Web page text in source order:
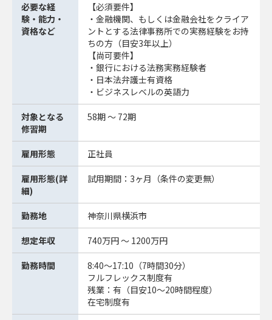
必要な経
験・能力・
資格など
【必須要件】
・金融機関、もしくは金融会社をクライア
ントとする法律事務所での実務経験をお持
ちの方（目安3年以上）
【尚可要件】
・銀行における法務実務経験者
・日本法弁護士有資格
・ビジネスレベルの英語力
対象となる
修習期
58期 ～ 72期
雇用形態 正社員
雇用形態(詳
細)
試用期間：3ヶ月（条件の変更無）
勤務地 神奈川県横浜市
想定年収 740万円 ～ 1200万円
勤務時間
8:40～17:10（7時間30分）
フルフレックス制度有
残業：有（目安10～20時間程度）
在宅制度有